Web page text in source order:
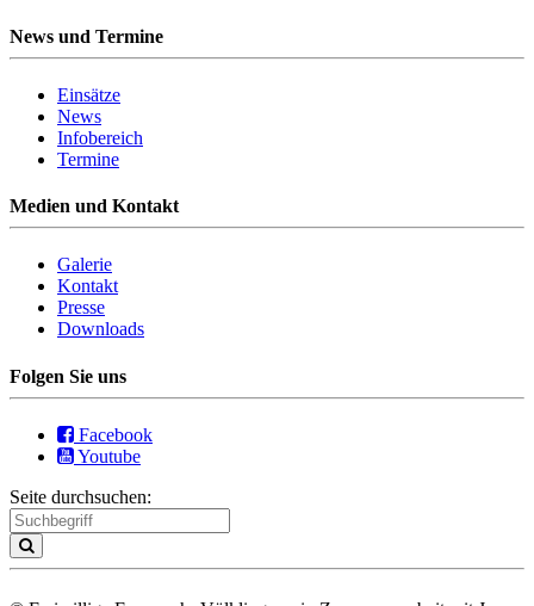
News und Termine
Einsätze
News
Infobereich
Termine
Medien und Kontakt
Galerie
Kontakt
Presse
Downloads
Folgen Sie uns
Facebook
Youtube
Seite durchsuchen: